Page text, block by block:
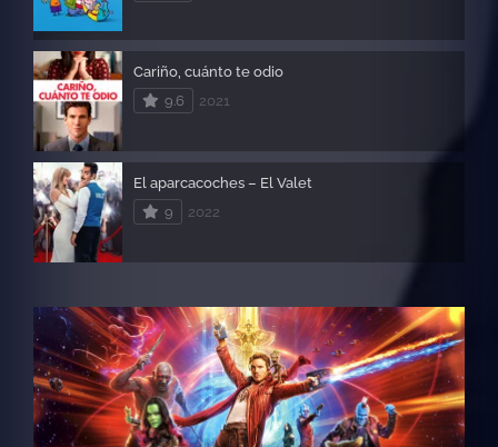
Cariño, cuánto te odio
9.6
2021
El aparcacoches – El Valet
9
2022